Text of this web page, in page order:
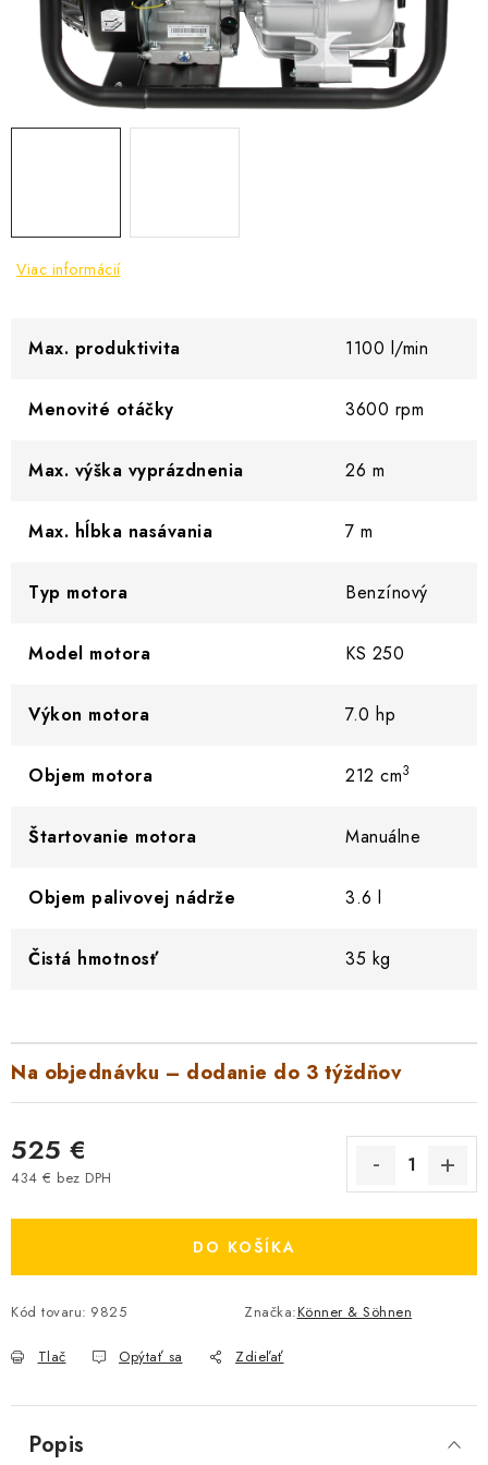
OUTLET
ELEKTRICKÉ KRBY
KONTAKTY
Obchodné podmienky
Zásady ochrany osobných údajov
Viac informácií
Max. produktivita 1100 l/min
Menovité otáčky 3600 rpm
Max. výška vyprázdnenia 26 m
Max. hĺbka nasávania 7 m
Typ motora Benzínový
Model motora KS 250
Výkon motora 7.0 hp
Objem motora 212 cm3
Štartovanie motora Manuálne
Objem palivovej nádrže 3.6 l
Čistá hmotnosť 35 kg
Na objednávku – dodanie do 3 týždňov
525 €
434 € bez DPH
DO KOŠÍKA
Kód tovaru: 9825 Značka:Könner & Söhnen
Tlač Opýtať sa Zdieľať
Popis